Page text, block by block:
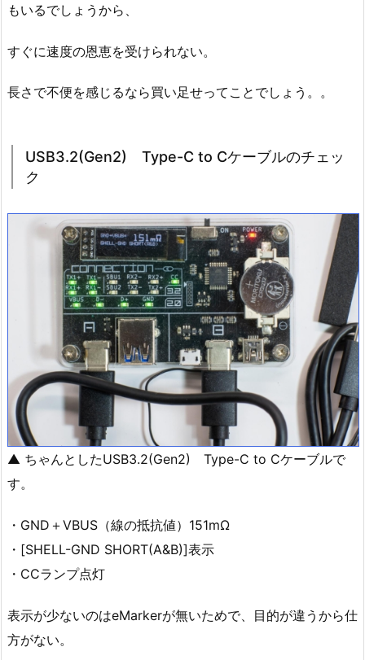
もいるでしょうから、
すぐに速度の恩恵を受けられない。
長さで不便を感じるなら買い足せってことでしょう。。
USB3.2(Gen2) Type-C to Cケーブルのチェッ
ク
▲ ちゃんとしたUSB3.2(Gen2) Type-C to Cケーブルで
す。
・GND＋VBUS（線の抵抗値）151mΩ
・[SHELL-GND SHORT(A&B)]表示
・CCランプ点灯
表示が少ないのはeMarkerが無いためで、目的が違うから仕
方がない。